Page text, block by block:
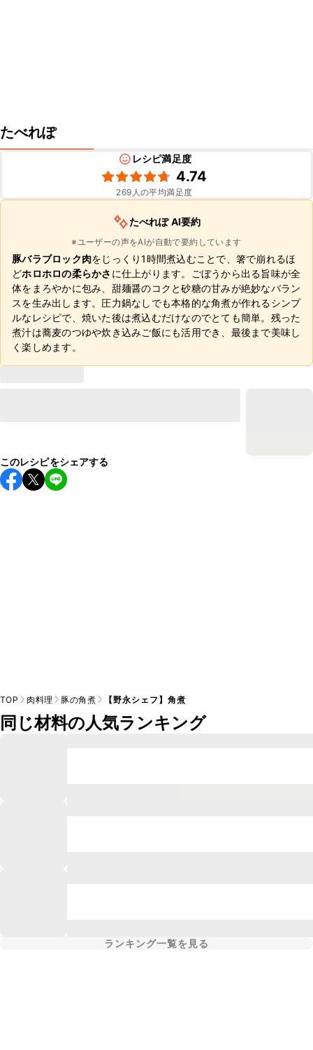
たべれぽ
レシピ満足度
4.74
269 人の平均満足度
たべれぽ AI要約
※ユーザーの声をAIが自動で要約しています
豚バラブロック肉をじっくり1時間煮込むことで、箸で崩れるほ
どホロホロの柔らかさ に仕上がります。ごぼうから出る旨味が全
体をまろやかに包み、甜麺醤のコクと砂糖の甘みが絶妙なバラン
スを生み出します。圧力鍋なしでも本格的な角煮が作れるシンプ
ルなレシピで、焼いた後は煮込むだけなのでとても簡単。残った
煮汁は蕎麦のつゆや炊き込みご飯にも活用でき、最後まで美味し
く楽しめます。
このレシピをシェアする
TOP 肉料理 豚の角煮 【野永シェフ】角煮
同じ材料の人気ランキング
ランキング一覧を見る